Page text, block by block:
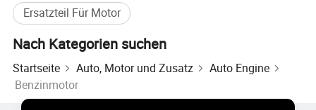
Detaillierte Fotos
Ersatzteil Für Motor
Nach Kategorien suchen
Startseite Auto, Motor und Zusatz
Auto Engine
Benzinmotor